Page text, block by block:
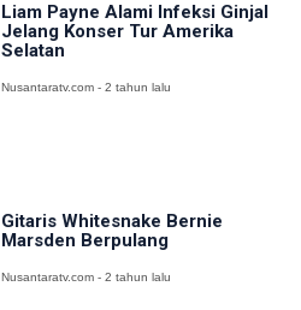
Liam Payne Alami Infeksi Ginjal
Jelang Konser Tur Amerika
Selatan
Nusantaratv.com - 2 tahun lalu
Gitaris Whitesnake Bernie
Marsden Berpulang
Nusantaratv.com - 2 tahun lalu